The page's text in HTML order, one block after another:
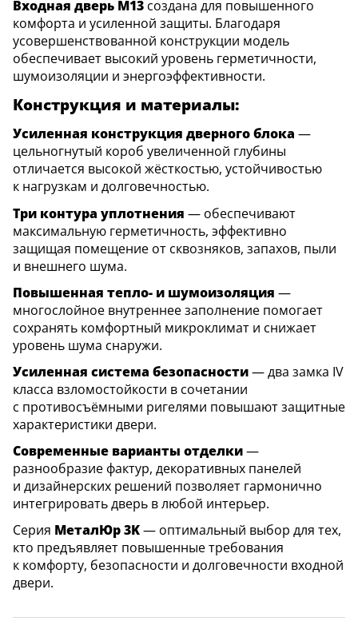
Входная дверь M13 создана для повышенного
комфорта и усиленной защиты. Благодаря
усовершенствованной конструкции модель
обеспечивает высокий уровень герметичности,
шумоизоляции и энергоэффективности.
Конструкция и материалы:
Усиленная конструкция дверного блока —
цельногнутый короб увеличенной глубины
отличается высокой жёсткостью, устойчивостью
к нагрузкам и долговечностью.
Три контура уплотнения — обеспечивают
максимальную герметичность, эффективно
защищая помещение от сквозняков, запахов, пыли
и внешнего шума.
Повышенная тепло- и шумоизоляция —
многослойное внутреннее заполнение помогает
сохранять комфортный микроклимат и снижает
уровень шума снаружи.
Усиленная система безопасности— два замка IV
класса взломостойкости в сочетании
с противосъёмными ригелями повышают защитные
характеристики двери.
Современные варианты отделки—
разнообразие фактур, декоративных панелей
и дизайнерских решений позволяет гармонично
интегрировать дверь в любой интерьер.
Серия МеталЮр 3K— оптимальный выбор для тех,
кто предъявляет повышенные требования
к комфорту, безопасности и долговечности входной
двери.